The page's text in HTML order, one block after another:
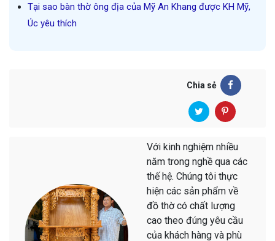
Tại sao bàn thờ ông địa của Mỹ An Khang được KH Mỹ,
Úc yêu thích
Chia sẻ
Với kinh nghiệm nhiều
năm trong nghề qua các
thế hệ. Chúng tôi thực
hiện các sản phẩm về
đồ thờ có chất lượng
cao theo đúng yêu cầu
của khách hàng và phù